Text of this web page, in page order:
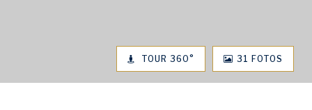
1 /31
TOUR 360° 31 FOTOS